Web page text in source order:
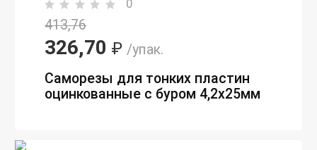
0
413,76
326,70 ₽ /упак.
Саморезы для тонких пластин
оцинкованные с буром 4,2х25мм